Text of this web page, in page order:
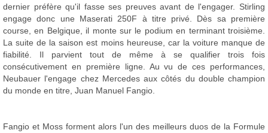
dernier préfère qu'il fasse ses preuves avant de l'engager. Stirling
engage donc une Maserati 250F à titre privé. Dès sa première
course, en Belgique, il monte sur le podium en terminant troisième.
La suite de la saison est moins heureuse, car la voiture manque de
fiabilité. Il parvient tout de même à se qualifier trois fois
consécutivement en première ligne. Au vu de ces performances,
Neubauer l'engage chez Mercedes aux côtés du double champion
du monde en titre, Juan Manuel Fangio.
Fangio et Moss forment alors l'un des meilleurs duos de la Formule